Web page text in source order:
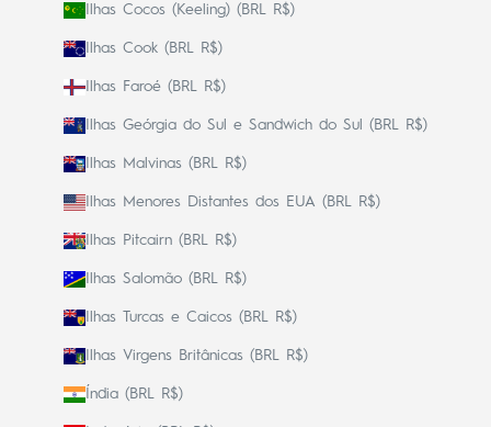
Ilhas Cocos (Keeling) (BRL R$)
Ilhas Cook (BRL R$)
Ilhas Faroé (BRL R$)
Ilhas Geórgia do Sul e Sandwich do Sul (BRL R$)
Ilhas Malvinas (BRL R$)
Ilhas Menores Distantes dos EUA (BRL R$)
Ilhas Pitcairn (BRL R$)
Ilhas Salomão (BRL R$)
Ilhas Turcas e Caicos (BRL R$)
Ilhas Virgens Britânicas (BRL R$)
Índia (BRL R$)